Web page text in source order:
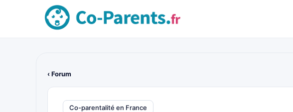
‹ Forum
Co-parentalité en France